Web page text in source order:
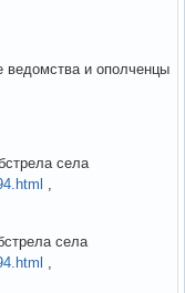
и ополченцы
села
села